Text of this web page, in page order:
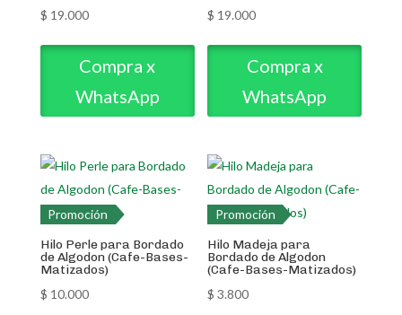
$ 19.000
Compra x
WhatsApp
$ 19.000
Compra x
WhatsApp
Promoción
Hilo Perle para Bordado
de Algodon (Cafe-Bases-
Matizados)
$ 10.000
Promoción
Hilo Madeja para
Bordado de Algodon
(Cafe-Bases-Matizados)
$ 3.800